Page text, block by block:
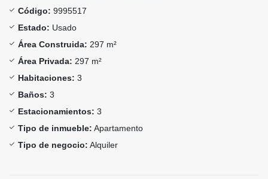
Código: 9995517
Estado: Usado
Área Construida: 297 m²
Área Privada: 297 m²
Habitaciones: 3
Baños: 3
Estacionamientos: 3
Tipo de inmueble: Apartamento
Tipo de negocio: Alquiler